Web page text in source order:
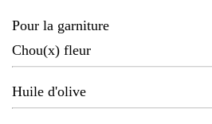
Pour la garniture
Chou(x) fleur
Huile d'olive